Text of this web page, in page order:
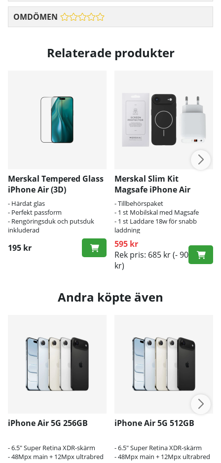
OMDÖMEN
Relaterade produkter
Merskal Tempered Glass
iPhone Air (3D)
- Härdat glas
- Perfekt passform
- Rengöringsduk och putsduk
inkluderad
195 kr
Merskal Slim Kit
Magsafe iPhone Air
- Tillbehörspaket
- 1 st Mobilskal med Magsafe
- 1 st Laddare 18w för snabb
laddning
595 kr
Rek pris: 685 kr(- 90
kr)
Andra köpte även
iPhone Air 5G 256GB
- 6.5" Super Retina XDR-skärm
- 48Mpx main + 12Mpx ultrabred
iPhone Air 5G 512GB
- 6.5" Super Retina XDR-skärm
- 48Mpx main + 12Mpx ultrabred